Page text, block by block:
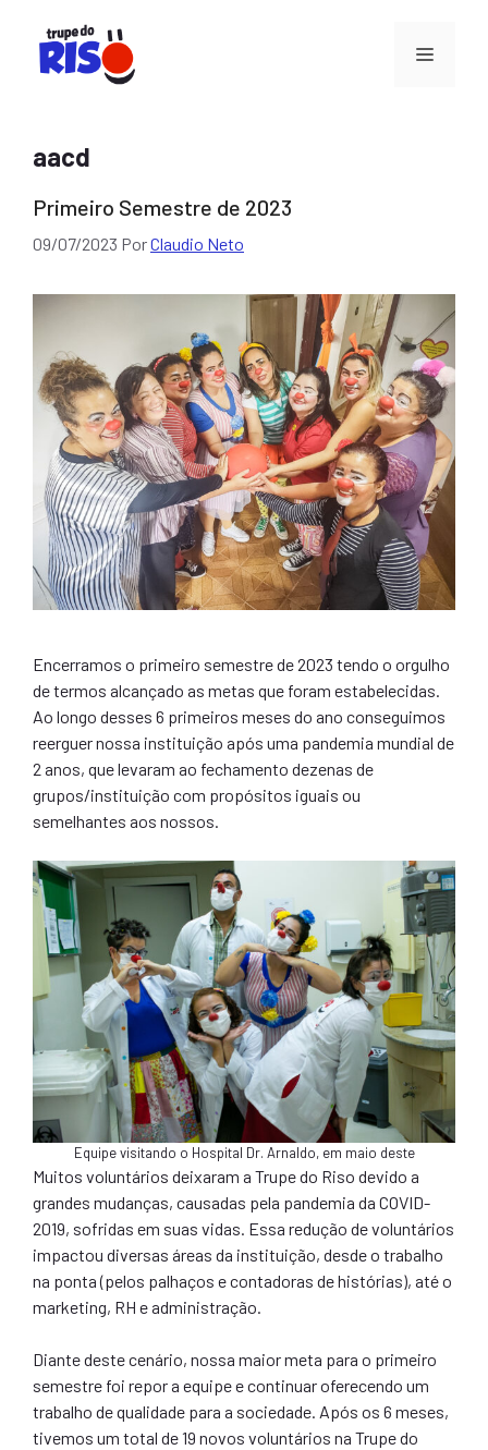
Menu
aacd
Primeiro Semestre de 2023
09/07/2023 PorClaudio Neto
Encerramos o primeiro semestre de 2023 tendo o orgulho
de termos alcançado as metas que foram estabelecidas.
Ao longo desses 6 primeiros meses do ano conseguimos
reerguer nossa instituição após uma pandemia mundial de
2 anos, que levaram ao fechamento dezenas de
grupos/instituição com propósitos iguais ou
semelhantes aos nossos.
Equipe visitando o Hospital Dr. Arnaldo, em maio deste
Muitos voluntários deixaram a Trupe do Riso devido a
grandes mudanças, causadas pela pandemia da COVID-
2019, sofridas em suas vidas. Essa redução de voluntários
impactou diversas áreas da instituição, desde o trabalho
na ponta (pelos palhaços e contadoras de histórias), até o
marketing, RH e administração.
Diante deste cenário, nossa maior meta para o primeiro
semestre foi repor a equipe e continuar oferecendo um
trabalho de qualidade para a sociedade. Após os 6 meses,
tivemos um total de 19 novos voluntários na Trupe do